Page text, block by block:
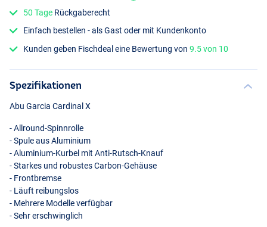
50 Tage Rückgaberecht
Einfach bestellen - als Gast oder mit Kundenkonto
Kunden geben Fischdeal eine Bewertung von9.5 von 10
Spezifikationen
Abu Garcia Cardinal X
- Allround-Spinnrolle
- Spule aus Aluminium
- Aluminium-Kurbel mit Anti-Rutsch-Knauf
- Starkes und robustes Carbon-Gehäuse
- Frontbremse
- Läuft reibungslos
- Mehrere Modelle verfügbar
- Sehr erschwinglich